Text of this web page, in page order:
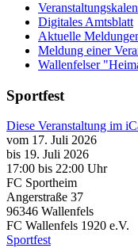
Digitales Amtsblatt
Aktuelle
Meldung einer
Wallenfelser
Sportfest
Diese Veranstaltung im
vom 17. Juli 2026
bis 19. Juli 2026
17:00 bis 22:00 Uhr
FC Sportheim
Angerstraße 37
96346 Wallenfels
FC Wallenfels 1920 e.V.
Sportfest